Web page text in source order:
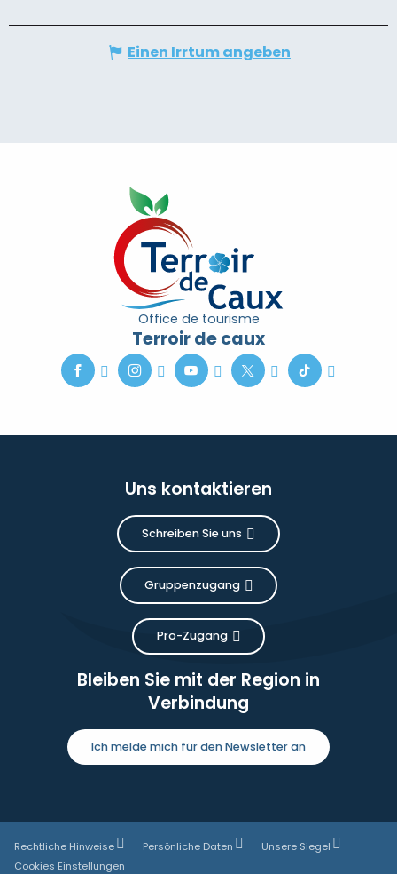
Einen Irrtum angeben
Office de tourisme
Terroir de caux
Uns kontaktieren
Schreiben Sie uns
Gruppenzugang
Pro-Zugang
Bleiben Sie mit der Region in
Verbindung
Ich melde mich für den Newsletter an
Rechtliche Hinweise Persönliche Daten
Unsere Siegel
Cookies Einstellungen